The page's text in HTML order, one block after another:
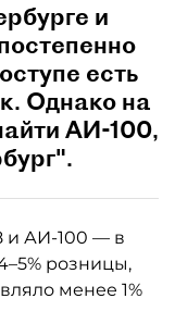
и
есть
Однако на
АИ-100,
АИ-100 — в
розницы,
менее 1%